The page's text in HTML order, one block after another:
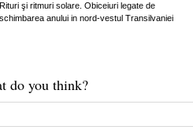
Rituri şi ritmuri solare. Obiceiuri legate de
schimbarea anului in nord-vestul Transilvaniei
do you think?